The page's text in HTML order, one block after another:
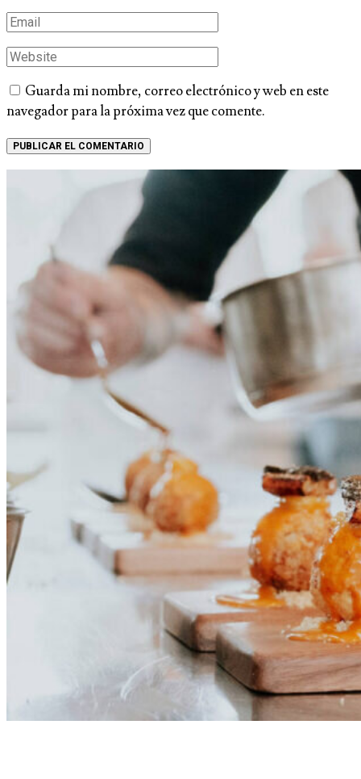
Guarda mi nombre, correo electrónico y web en este
navegador para la próxima vez que comente.